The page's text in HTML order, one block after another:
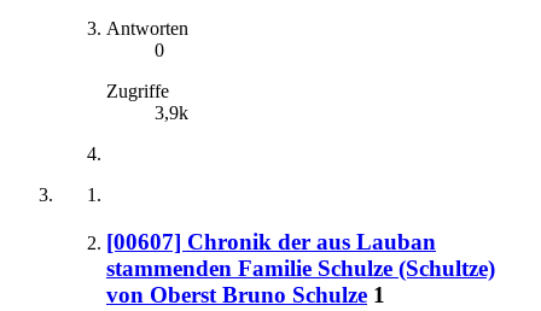
Antworten
0
Zugriffe
3,9k
[00607] Chronik der aus Lauban
stammenden Familie Schulze (Schultze)
von Oberst Bruno Schulze 1